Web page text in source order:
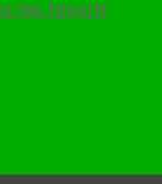
les favoris